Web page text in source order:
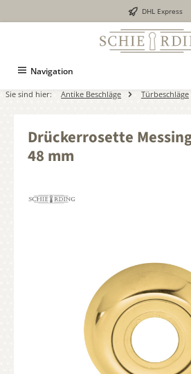
DHL Express
Navigation
Sie sind hier: Antike Beschläge Türbeschläge
Drückerrosette
48 mm